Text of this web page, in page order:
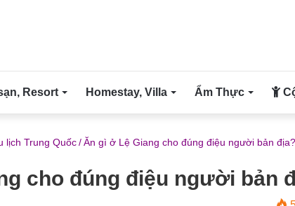
Resort Homestay, Villa Ẩm Thực
lịch Trung Quốc/Ăn gì ở Lệ Giang cho đúng điệu người bản địa?
cho đúng điệu người bản